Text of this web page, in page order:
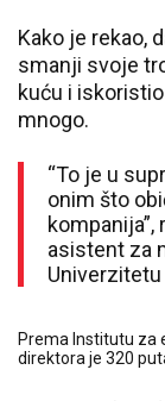
Kako je rekao,
smanji svoje
kuću i
mnogo.
“To je u
onim što
asistent za
Prema Institutu za
direktora je 320